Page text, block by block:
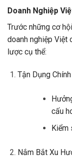
Doanh Nghiệp
Trước những cơ
doanh nghiệp Việt
lược cụ thể:
Tận Dụng
cấu
Kiểm
Nắm Bắt Xu